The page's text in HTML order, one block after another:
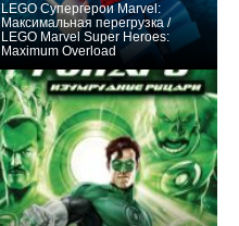
LEGO Супергерои Marvel:
Максимальная перегрузка /
LEGO Marvel Super Heroes:
Maximum Overload